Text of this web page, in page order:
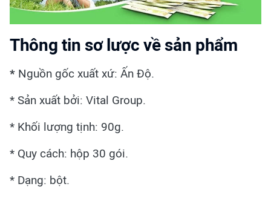
Thông tin sơ lược về sản phẩm
* Nguồn gốc xuất xứ: Ấn Độ.
* Sản xuất bởi: Vital Group.
* Khối lượng tịnh: 90g.
* Quy cách: hộp 30 gói.
* Dạng: bột.